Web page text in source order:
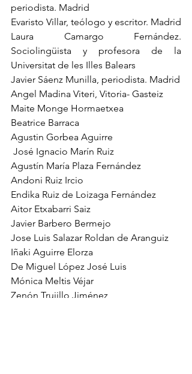
periodista. Madrid
Evaristo Villar, teólogo y escritor. Madrid
Laura Camargo Fernández.
Sociolingüista y profesora de la
Universitat de les Illes Balears
Javier Sáenz Munilla, periodista. Madrid
Angel Madina Viteri, Vitoria- Gasteiz
Maite Monge Hormaetxea
Beatrice Barraca
Agustin Gorbea Aguirre
José Ignacio Marín Ruiz
Agustín María Plaza Fernández
Andoni Ruiz Ircio
Endika Ruiz de Loizaga Fernández
Aitor Etxabarri Saiz
Javier Barbero Bermejo
Jose Luis Salazar Roldan de Aranguiz
Iñaki Aguirre Elorza
De Miguel López José Luis
Mónica Meltis Véjar
Zenón Trujillo Jiménez